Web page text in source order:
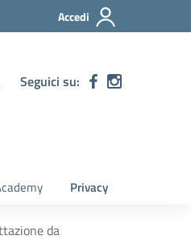
Accedi
Seguici su:
Privacy
da